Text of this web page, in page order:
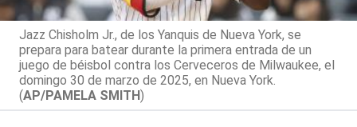
Jazz Chisholm Jr., de los Yanquis de Nueva York, se
prepara para batear durante la primera entrada de un
juego de béisbol contra los Cerveceros de Milwaukee, el
domingo 30 de marzo de 2025, en Nueva York.
(AP/PAMELA SMITH)